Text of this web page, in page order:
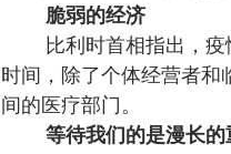
脆弱的经济
比利时首相指出，
时间，除了个体经营者
间的医疗部门。
等待我们的是漫长